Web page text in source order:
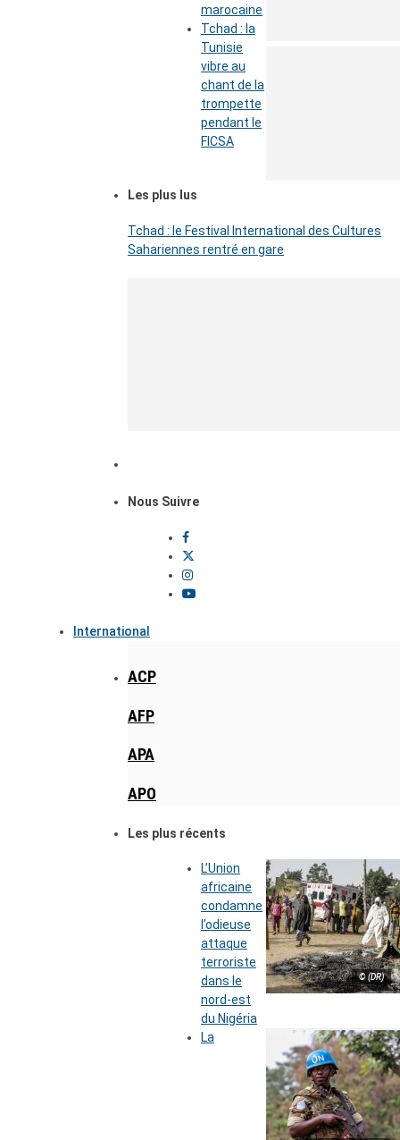
marocaine
Tchad : la
Tunisie
vibre au
chant de la
trompette
pendant le
FICSA
Les plus lus
Tchad : le Festival International des Cultures
Sahariennes rentré en gare
Nous Suivre
International
ACP
AFP
APA
APO
Les plus récents
© (DR)
L’Union
africaine
condamne
l’odieuse
attaque
terroriste
dans le
nord-est
du Nigéria
La